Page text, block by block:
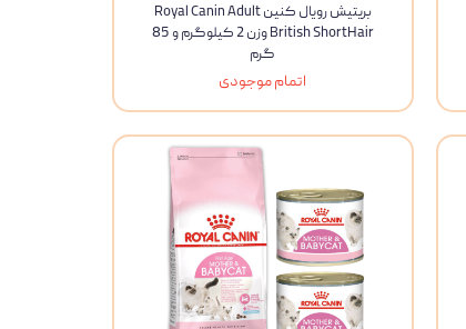
بریتیش رویال کنین Royal Canin Adult
British ShortHair وزن 2 کیلوگرم و 85
گرم
اتمام موجودی